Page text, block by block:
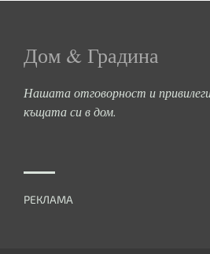
Дом & Градина
Нашата отговорност и
къщата си в дом.
РЕКЛАМА